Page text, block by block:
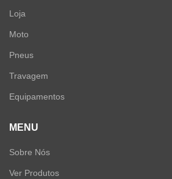
Loja
Moto
Pneus
Travagem
Equipamentos
MENU
Sobre Nós
Ver Produtos